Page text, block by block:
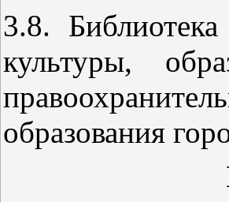
3.8.
культуры,
образования